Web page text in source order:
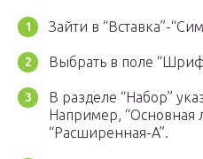
Зайти в “Вставка”-
Выбрать в поле
В разделе “Набор”
Например, “Основная
“Расширенная-A”.